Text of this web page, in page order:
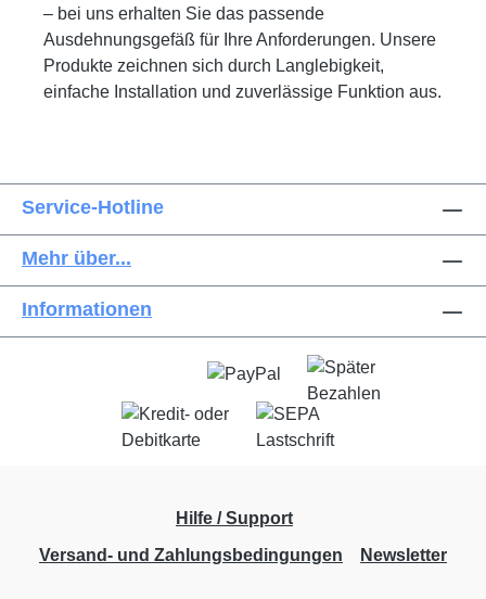
– bei uns erhalten Sie das passende
Ausdehnungsgefäß für Ihre Anforderungen. Unsere
Produkte zeichnen sich durch Langlebigkeit,
einfache Installation und zuverlässige Funktion aus.
Service-Hotline
Mehr über...
Informationen
Hilfe / Support
Versand- und Zahlungsbedingungen
Newsletter